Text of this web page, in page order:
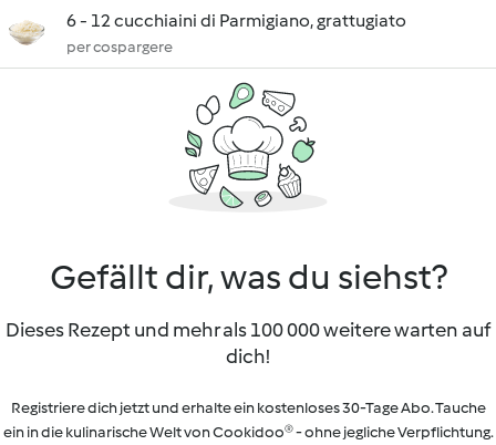
6 - 12 cucchiaini di Parmigiano, grattugiato
per cospargere
Gefällt dir, was du siehst?
Dieses Rezept und mehr als 100 000 weitere warten auf
dich!
Registriere dich jetzt und erhalte ein kostenloses 30-Tage Abo. Tauche
ein in die kulinarische Welt von Cookidoo® - ohne jegliche Verpflichtung.